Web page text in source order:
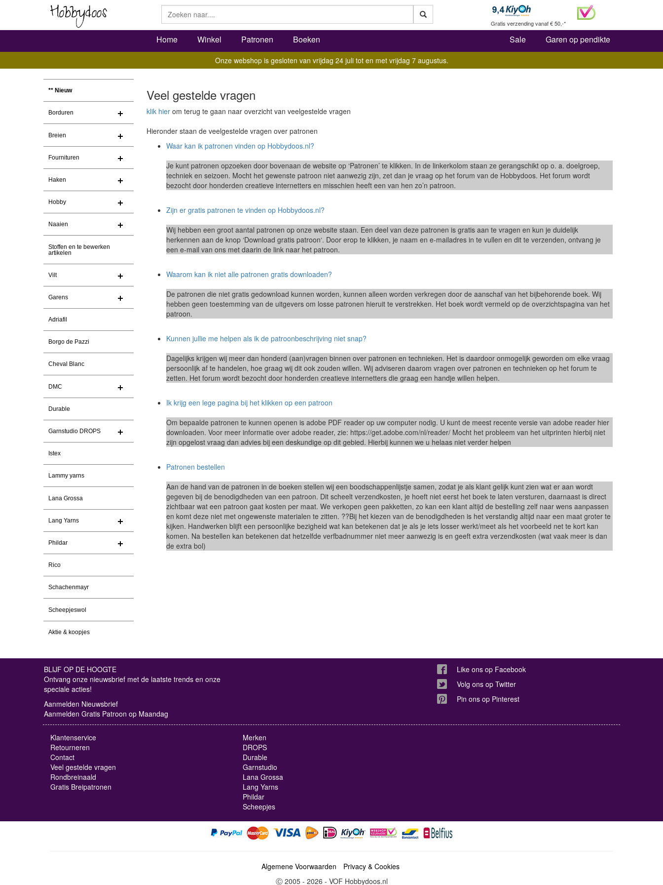
Gratis verzending vanaf € 50,-*
Zoeken
Home Winkel Patronen Boeken Sale Garen op pendikte
Onze webshop is gesloten van vrijdag 24 juli tot en met vrijdag 7 augustus.
** Nieuw
Borduren
Breien
Fournituren
Haken
Hobby
Naaien
Stoffen en te bewerken
artikelen
Vilt
Garens
Adriafil
Borgo de Pazzi
Cheval Blanc
DMC
Durable
Garnstudio DROPS
Istex
Lammy yarns
Lana Grossa
Lang Yarns
Phildar
Rico
Schachenmayr
Scheepjeswol
Aktie & koopjes
Veel gestelde vragen
klik hier om terug te gaan naar overzicht van veelgestelde vragen
Hieronder staan de veelgestelde vragen over patronen
Waar kan ik patronen vinden op Hobbydoos.nl?
Je kunt patronen opzoeken door bovenaan de website op ‘Patronen’ te klikken. In de linkerkolom staan ze gerangschikt op o. a. doelgroep,
techniek en seizoen. Mocht het gewenste patroon niet aanwezig zijn, zet dan je vraag op het forum van de Hobbydoos. Het forum wordt
bezocht door honderden creatieve internetters en misschien heeft een van hen zo’n patroon.
Zijn er gratis patronen te vinden op Hobbydoos.nl?
Wij hebben een groot aantal patronen op onze website staan. Een deel van deze patronen is gratis aan te vragen en kun je duidelijk
herkennen aan de knop ‘Download gratis patroon‘. Door erop te klikken, je naam en e-mailadres in te vullen en dit te verzenden, ontvang je
een e-mail van ons met daarin de link naar het patroon.
Waarom kan ik niet alle patronen gratis downloaden?
De patronen die niet gratis gedownload kunnen worden, kunnen alleen worden verkregen door de aanschaf van het bijbehorende boek. Wij
hebben geen toestemming van de uitgevers om losse patronen hieruit te verstrekken. Het boek wordt vermeld op de overzichtspagina van het
patroon.
Kunnen jullie me helpen als ik de patroonbeschrijving niet snap?
Dagelijks krijgen wij meer dan honderd (aan)vragen binnen over patronen en technieken. Het is daardoor onmogelijk geworden om elke vraag
persoonlijk af te handelen, hoe graag wij dit ook zouden willen. Wij adviseren daarom vragen over patronen en technieken op het forum te
zetten. Het forum wordt bezocht door honderden creatieve internetters die graag een handje willen helpen.
Ik krijg een lege pagina bij het klikken op een patroon
Om bepaalde patronen te kunnen openen is adobe PDF reader op uw computer nodig. U kunt de meest recente versie van adobe reader hier
downloaden. Voor meer informatie over adobe reader, zie: https://get.adobe.com/nl/reader/ Mocht het probleem van het uitprinten hierbij niet
zijn opgelost vraag dan advies bij een deskundige op dit gebied. Hierbij kunnen we u helaas niet verder helpen
Patronen bestellen
Aan de hand van de patronen in de boeken stellen wij een boodschappenlijstje samen, zodat je als klant gelijk kunt zien wat er aan wordt
gegeven bij de benodigdheden van een patroon. Dit scheelt verzendkosten, je hoeft niet eerst het boek te laten versturen, daarnaast is direct
zichtbaar wat een patroon gaat kosten per maat. We verkopen geen pakketten, zo kan een klant altijd de bestelling zelf naar wens aanpassen
en komt deze niet met ongewenste materialen te zitten. ??Bij het kiezen van de benodigdheden is het verstandig altijd naar een maat groter te
kijken. Handwerken blijft een persoonlijke bezigheid wat kan betekenen dat je als je iets losser werkt/meet als het voorbeeld net te kort kan
komen. Na bestellen kan betekenen dat hetzelfde verfbadnummer niet meer aanwezig is en geeft extra verzendkosten (wat vaak meer is dan
de extra bol)
BLIJF OP DE HOOGTE
Ontvang onze nieuwsbrief met de laatste trends en onze
speciale acties!
Aanmelden Nieuwsbrief
Aanmelden Gratis Patroon op Maandag
Like ons op Facebook
Volg ons op Twitter
Pin ons op Pinterest
Klantenservice
Retourneren
Contact
Veel gestelde vragen
Rondbreinaald
Gratis Breipatronen
Merken
DROPS
Durable
Garnstudio
Lana Grossa
Lang Yarns
Phildar
Scheepjes
Algemene Voorwaarden
Privacy & Cookies
Ⓒ 2005 - 2026 - VOF Hobbydoos.nl